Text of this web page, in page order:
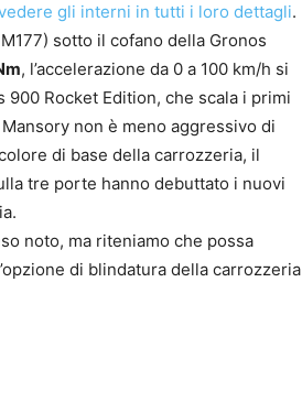
gli interni in tutti i loro dettagli.
sotto il cofano della Gronos
, l’accelerazione da 0 a 100 km/h si
Rocket Edition, che scala i primi
non è meno aggressivo di
di base della carrozzeria, il
tre porte hanno debuttato i nuovi
noto, ma riteniamo che possa
di blindatura della carrozzeria